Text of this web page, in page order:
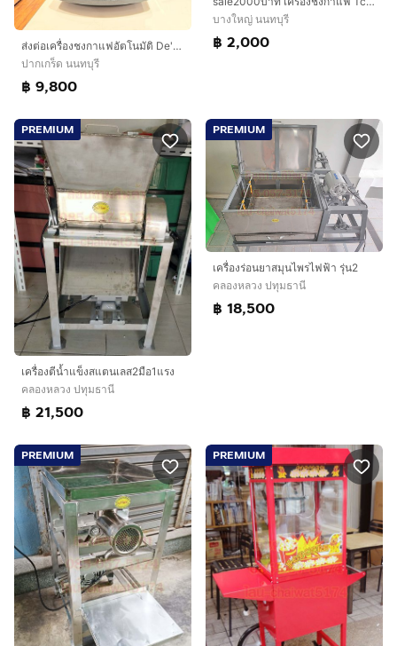
ส่งต่อเครื่องชงกาแฟอัตโนมัติ De'Longhi Caffe Corso (รุ่น ESAM2600) รุ่นยอดนิยม Made in Italy ตัวเครื่องดีไซน์คลาสสิก สภาพสวยมาก
ปากเกร็ด นนทบุรี
฿ 9,800
บางใหญ่ นนทบุรี
฿ 2,000
PREMIUM
เครื่องตีน้ำแข็งสแตนเลส2มือ1แรง
คลองหลวง ปทุมธานี
฿ 21,500
PREMIUM
เครื่องร่อนยาสมุนไพรไฟฟ้า รุ่น2
คลองหลวง ปทุมธานี
฿ 18,500
PREMIUM PREMIUM